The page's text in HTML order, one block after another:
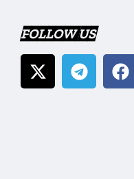
FOLLOW US